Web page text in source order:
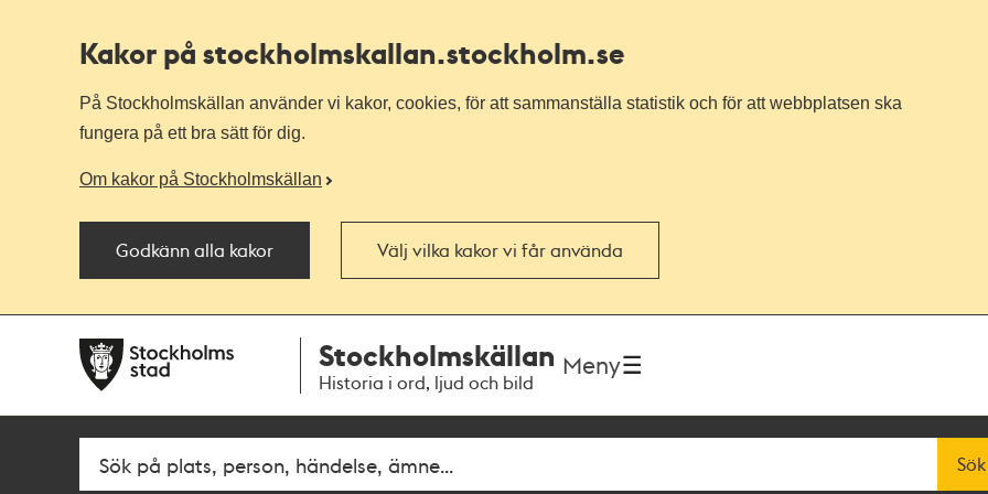
Kakor på stockholmskallan.stockholm.se
På Stockholmskällan använder vi kakor, cookies, för att sammanställa statistik och för att webbplatsen ska
fungera på ett bra sätt för dig.
Om kakor på Stockholmskällan
Godkänn alla kakor Välj vilka kakor vi får använda
navigationen
huvudinnehållet
Stockholmskällan
Historia i ord, ljud och bild
Meny
Fritextsök Sök